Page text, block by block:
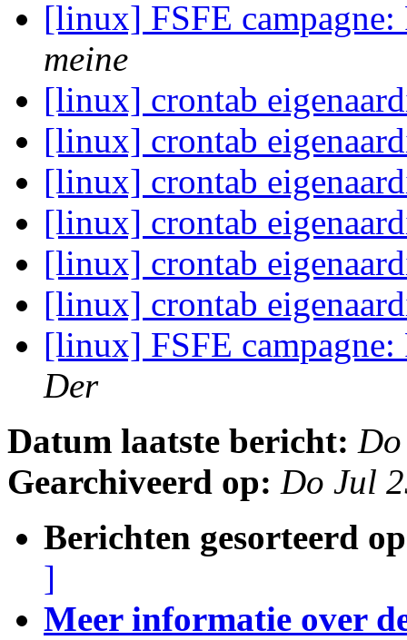
[linux] FSFE
meine
[linux] crontab
[linux] crontab
[linux] crontab
[linux] crontab
[linux] crontab
[linux] crontab
[linux] FSFE
Der
Datum laatste bericht:
Gearchiveerd op: Do Jul
Berichten gesorteerd
]
Meer informatie over